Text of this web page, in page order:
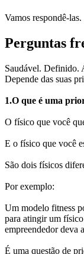
Vamos respondê-las.
Perguntas
Saudável. Definido.
Depende das suas
1.O que é uma
O físico que você
E o físico que você
São dois físicos
Por exemplo:
Um modelo fitness
para atingir um
empreendedor deva
É uma questão de